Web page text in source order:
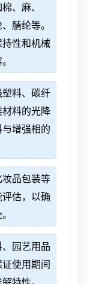
、麻、
腈纶等。
性和机械
料、碳纤
料的光降
增强相的
品包装等
估，以确
园艺用品
使用期间